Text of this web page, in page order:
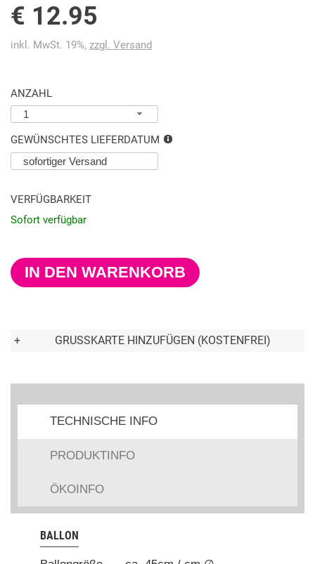
€ 12.95
inkl. MwSt. 19%, zzgl. Versand
ANZAHL
1
GEWÜNSCHTES LIEFERDATUM
VERFÜGBARKEIT
Sofort verfügbar
IN DEN WARENKORB
+ GRUSSKARTE HINZUFÜGEN (KOSTENFREI)
TECHNISCHE INFO
PRODUKTINFO
ÖKOINFO
BALLON